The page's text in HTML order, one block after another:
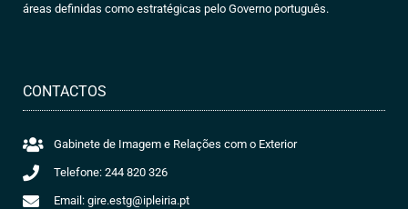
áreas definidas como estratégicas pelo Governo português.
CONTACTOS
Gabinete de Imagem e Relações com o Exterior
Telefone: 244 820 326
Email: gire.estg@ipleiria.pt